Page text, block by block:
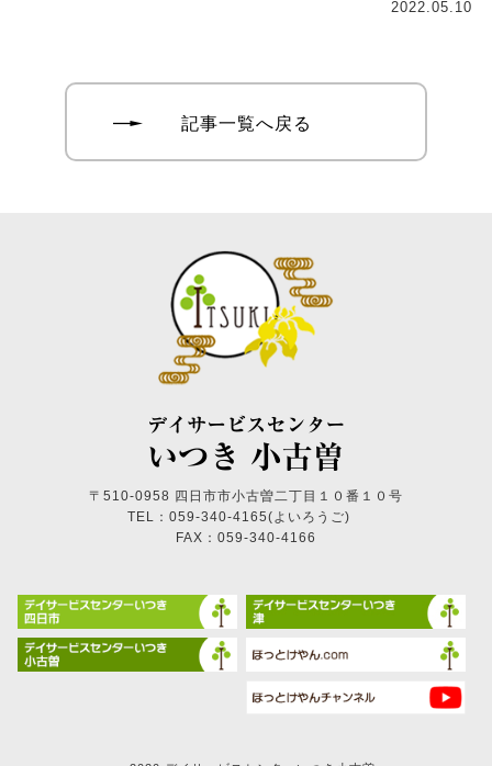
2022.05.10
記事一覧へ戻る
〒510-0958 四日市市小古曽二丁目１０番１０号
TEL：059-340-4165(よいろうご)
FAX：059-340-4166